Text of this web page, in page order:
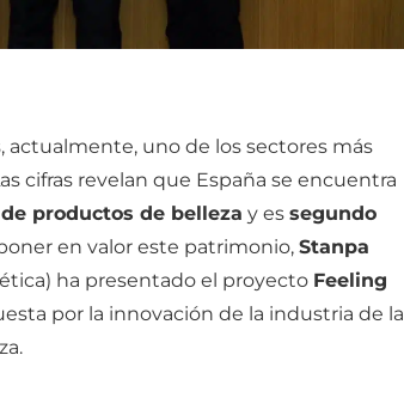
uno de los sectores más
cifras revelan que España se encuentra
productos de belleza y es segundo
en valor este patrimonio, Stanpa
ha presentado el proyecto Feeling
por la innovación de la industria de la